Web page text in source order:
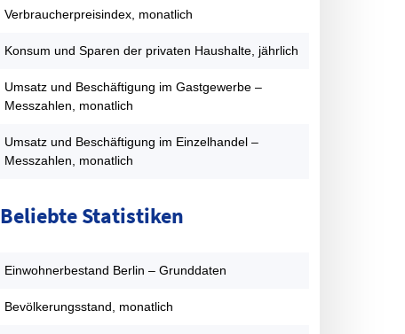
Datentabelle: Abgeordnetenhauswahlen Berlin –
FDP
7,1 2,5 2,2
Sonstige
3,6 8,6 7 5
Verbraucherpreisindex, monatlich
Konsum und Sparen der privaten Haushalte, jährlich
Umsatz und Beschäftigung im Gastgewerbe –
Messzahlen, monatlich
Umsatz und Beschäftigung im Einzelhandel –
Messzahlen, monatlich
Beliebte Statistiken
Einwohnerbestand Berlin – Grunddaten
Bevölkerungsstand, monatlich